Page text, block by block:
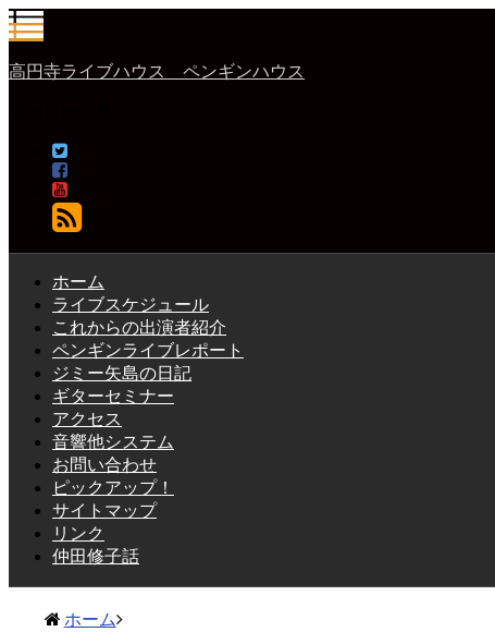
高円寺ライブハウス ペンギンハウス
ホーム
ライブスケジュール
これからの出演者紹介
ペンギンライブレポート
ジミー矢島の日記
ギターセミナー
アクセス
音響他システム
お問い合わせ
ピックアップ！
サイトマップ
リンク
仲田修子話
ホーム